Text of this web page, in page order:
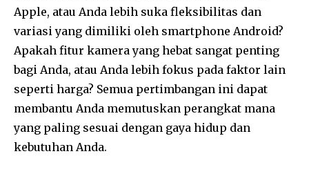
Apple, atau Anda lebih suka fleksibilitas dan
variasi yang dimiliki oleh smartphone Android?
Apakah fitur kamera yang hebat sangat penting
bagi Anda, atau Anda lebih fokus pada faktor lain
seperti harga? Semua pertimbangan ini dapat
membantu Anda memutuskan perangkat mana
yang paling sesuai dengan gaya hidup dan
kebutuhan Anda.